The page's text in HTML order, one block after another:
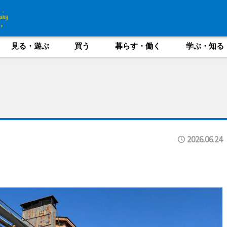
見る・遊ぶ 買う 暮らす・働く 学ぶ・知る
2026.06.24